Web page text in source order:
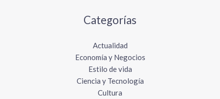
Categorías
Actualidad
Economía y Negocios
Estilo de vida
Ciencia y Tecnología
Cultura